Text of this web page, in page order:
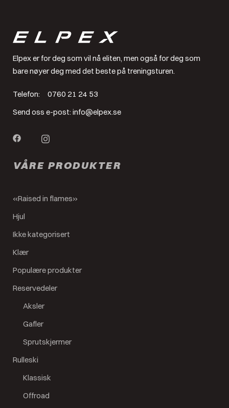
Elpex er for deg som vil nå eliten, men også for deg som
bare nøyer deg med det beste på treningsturen.
Telefon:
0760 21 24 53
Send oss e-post: info@elpex.se
VÅRE PRODUKTER
«Raised in flames»
Hjul
Ikke kategorisert
Klær
Populære produkter
Reservedeler
Aksler
Gafler
Sprutskjermer
Rulleski
Klassisk
Offroad